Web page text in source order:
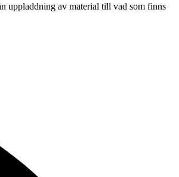
uppladdning av material till vad som finns